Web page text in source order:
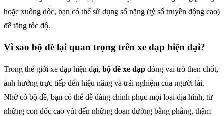
hoặc xuống dốc, bạn có thể sử dụng số nặng (tỷ số truyền động cao)
để tăng tốc độ.
Vì sao bộ đề lại quan trọng trên xe đạp hiện đại?
Trong thế giới xe đạp hiện đại, bộ đề xe đạp đóng vai trò then chốt,
ảnh hưởng trực tiếp đến hiệu năng và trải nghiệm của người lái.
Nhờ có bộ đề, bạn có thể dễ dàng chinh phục mọi loại địa hình, từ
những con dốc cao vút đến những đoạn đường bằng phẳng, thậm